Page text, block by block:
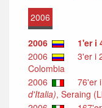
2006
2006
1'er i
2006
3'er i
Colombia
2006
76'er
d'Italia), Seraing